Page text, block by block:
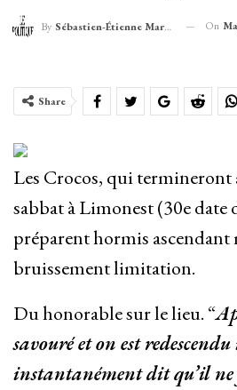
By Sébastien-Étienne Marechal On
Share
Les Crocos, qui termineront
sabbat à Limonest (30e date
préparent hormis
bruissement limitation.
Du honorable sur le lieu. “
savouré et on est
instantanément dit qu’il